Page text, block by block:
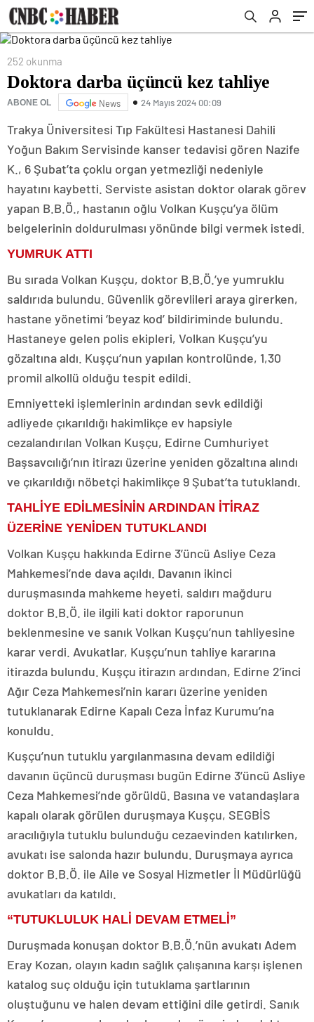
252 okunma
Doktora darba üçüncü kez tahliye
ABONE OL News 24 Mayıs 2024 00:09
Trakya Üniversitesi Tıp Fakültesi Hastanesi Dahili
Yoğun Bakım Servisinde kanser tedavisi gören Nazife
K., 6 Şubat’ta çoklu organ yetmezliği nedeniyle
hayatını kaybetti. Serviste asistan doktor olarak görev
yapan B.B.Ö., hastanın oğlu Volkan Kuşçu’ya ölüm
belgelerinin doldurulması yönünde bilgi vermek istedi.
YUMRUK ATTI
Bu sırada Volkan Kuşçu, doktor B.B.Ö.’ye yumruklu
saldırıda bulundu. Güvenlik görevlileri araya girerken,
hastane yönetimi ‘beyaz kod’ bildiriminde bulundu.
Hastaneye gelen polis ekipleri, Volkan Kuşçu’yu
gözaltına aldı. Kuşçu’nun yapılan kontrolünde, 1,30
promil alkollü olduğu tespit edildi.
Emniyetteki işlemlerinin ardından sevk edildiği
adliyede çıkarıldığı hakimlikçe ev hapsiyle
cezalandırılan Volkan Kuşçu, Edirne Cumhuriyet
Başsavcılığı’nın itirazı üzerine yeniden gözaltına alındı
ve çıkarıldığı nöbetçi hakimlikçe 9 Şubat’ta tutuklandı.
TAHLİYE EDİLMESİNİN ARDINDAN İTİRAZ
ÜZERİNE YENİDEN TUTUKLANDI
Volkan Kuşçu hakkında Edirne 3’üncü Asliye Ceza
Mahkemesi’nde dava açıldı. Davanın ikinci
duruşmasında mahkeme heyeti, saldırı mağduru
doktor B.B.Ö. ile ilgili kati doktor raporunun
beklenmesine ve sanık Volkan Kuşçu’nun tahliyesine
karar verdi. Avukatlar, Kuşçu’nun tahliye kararına
itirazda bulundu. Kuşçu itirazın ardından, Edirne 2’inci
Ağır Ceza Mahkemesi’nin kararı üzerine yeniden
tutuklanarak Edirne Kapalı Ceza İnfaz Kurumu’na
konuldu.
Kuşçu’nun tutuklu yargılanmasına devam edildiği
davanın üçüncü duruşması bugün Edirne 3’üncü Asliye
Ceza Mahkemesi’nde görüldü. Basına ve vatandaşlara
kapalı olarak görülen duruşmaya Kuşçu, SEGBİS
aracılığıyla tutuklu bulunduğu cezaevinden katılırken,
avukatı ise salonda hazır bulundu. Duruşmaya ayrıca
doktor B.B.Ö. ile Aile ve Sosyal Hizmetler İl Müdürlüğü
avukatları da katıldı.
“TUTUKLULUK HALİ DEVAM ETMELİ”
Duruşmada konuşan doktor B.B.Ö.’nün avukatı Adem
Eray Kozan, olayın kadın sağlık çalışanına karşı işlenen
katalog suç olduğu için tutuklama şartlarının
oluştuğunu ve halen devam ettiğini dile getirdi. Sanık